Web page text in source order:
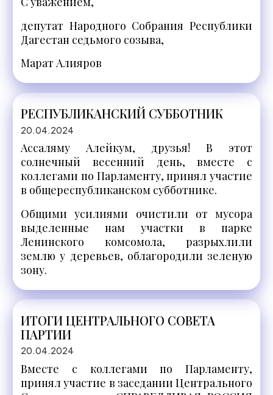
депутат Народного Собрания Республики
Дагестан седьмого созыва,
Марат Алияров
РЕСПУБЛИКАНСКИЙ СУББОТНИК
20.04.2024
Ассаляму Алейкум, друзья! В этот
солнечный весенний день, вместе с
коллегами по Парламенту, принял участие
в общереспубликанском субботнике.
Общими усилиями очистили от мусора
выделенные нам участки в парке
Ленинского комсомола, разрыхлили
землю у деревьев, облагородили зеленую
зону.
ИТОГИ ЦЕНТРАЛЬНОГО СОВЕТА
ПАРТИИ
20.04.2024
Вместе с коллегами по Парламенту,
принял участие в заседании Центрального